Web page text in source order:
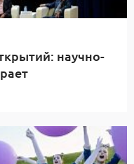
научно-